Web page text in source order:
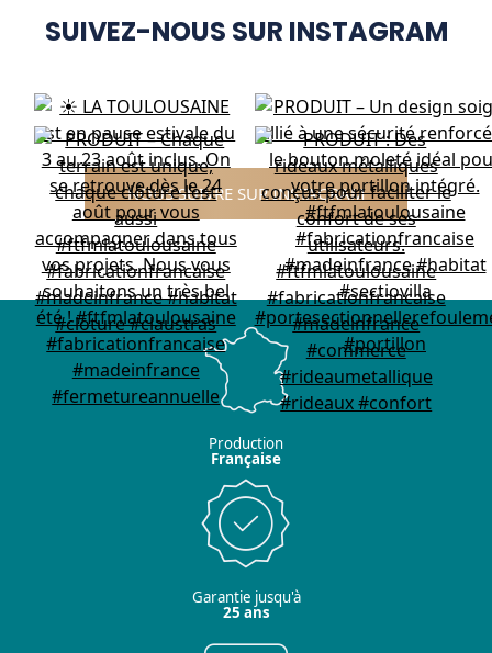
SUIVEZ-NOUS SUR INSTAGRAM
NOUS SUIVRE SUR INSTAGRAM
Production
Française
Garantie jusqu'à
25 ans